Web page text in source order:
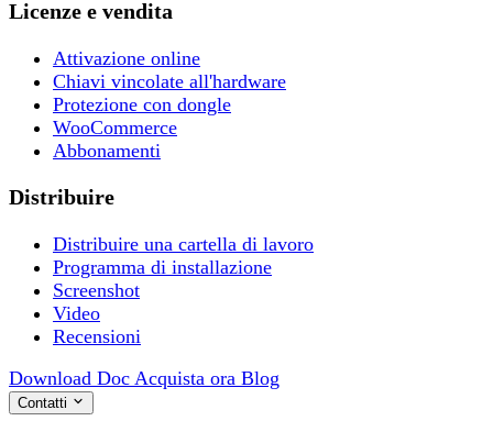
Licenze e vendita
Attivazione online
Chiavi vincolate all'hardware
Protezione con dongle
WooCommerce
Abbonamenti
Distribuire
Distribuire una cartella di lavoro
Programma di installazione
Screenshot
Video
Recensioni
Download Doc Acquista ora Blog
Contatti